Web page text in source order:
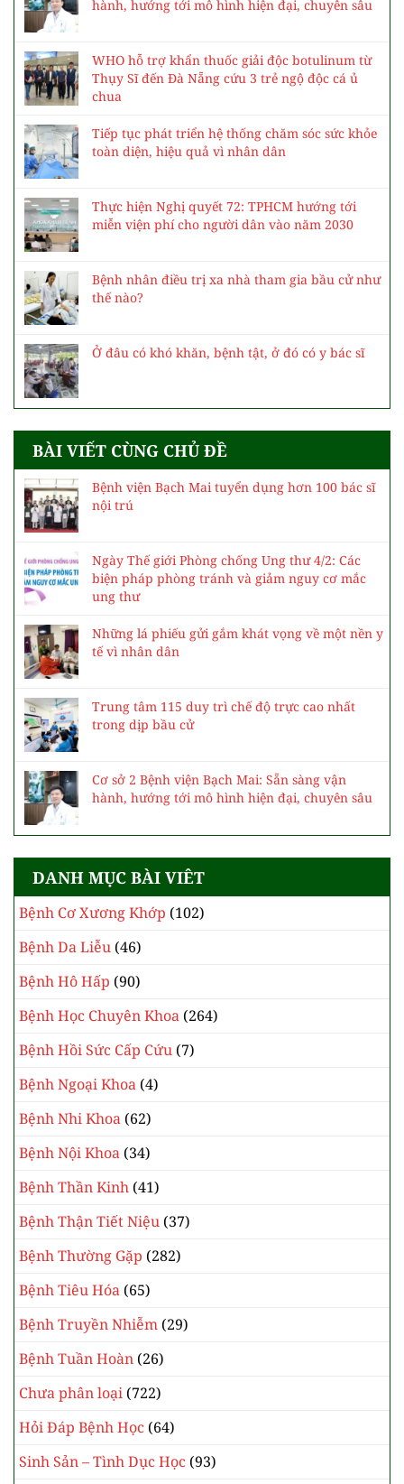
hành, hướng tới mô hình hiện đại, chuyên sâu
WHO hỗ trợ khẩn thuốc giải độc botulinum từ
Thụy Sĩ đến Đà Nẵng cứu 3 trẻ ngộ độc cá ủ
chua
Tiếp tục phát triển hệ thống chăm sóc sức khỏe
toàn diện, hiệu quả vì nhân dân
Thực hiện Nghị quyết 72: TPHCM hướng tới
miễn viện phí cho người dân vào năm 2030
Bệnh nhân điều trị xa nhà tham gia bầu cử như
thế nào?
Ở đâu có khó khăn, bệnh tật, ở đó có y bác sĩ
BÀI VIẾT CÙNG CHỦ ĐỀ
Bệnh viện Bạch Mai tuyển dụng hơn 100 bác sĩ
nội trú
Ngày Thế giới Phòng chống Ung thư 4/2: Các
biện pháp phòng tránh và giảm nguy cơ mắc
ung thư
Những lá phiếu gửi gắm khát vọng về một nền y
tế vì nhân dân
Trung tâm 115 duy trì chế độ trực cao nhất
trong dịp bầu cử
Cơ sở 2 Bệnh viện Bạch Mai: Sẵn sàng vận
hành, hướng tới mô hình hiện đại, chuyên sâu
DANH MỤC BÀI VIÊT
Bệnh Cơ Xương Khớp (102)
Bệnh Da Liễu (46)
Bệnh Hô Hấp (90)
Bệnh Học Chuyên Khoa (264)
Bệnh Hồi Sức Cấp Cứu (7)
Bệnh Ngoại Khoa (4)
Bệnh Nhi Khoa (62)
Bệnh Nội Khoa (34)
Bệnh Thần Kinh (41)
Bệnh Thận Tiết Niệu (37)
Bệnh Thường Gặp (282)
Bệnh Tiêu Hóa (65)
Bệnh Truyền Nhiễm (29)
Bệnh Tuần Hoàn (26)
Chưa phân loại (722)
Hỏi Đáp Bệnh Học (64)
Sinh Sản – Tình Dục Học (93)